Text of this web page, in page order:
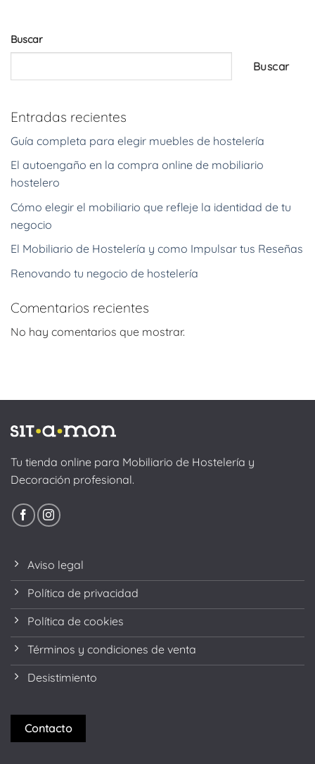
Buscar
Buscar
Entradas recientes
Guía completa para elegir muebles de hostelería
El autoengaño en la compra online de mobiliario
hostelero
Cómo elegir el mobiliario que refleje la identidad de tu
negocio
El Mobiliario de Hostelería y como Impulsar tus Reseñas
Renovando tu negocio de hostelería
Comentarios recientes
No hay comentarios que mostrar.
Tu tienda online para Mobiliario de Hostelería y
Decoración profesional.
Aviso legal
Política de privacidad
Política de cookies
Términos y condiciones de venta
Desistimiento
Contacto